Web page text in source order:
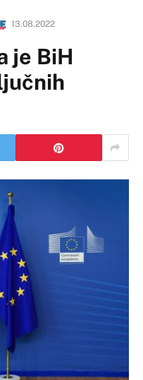
13.08.2022
je BiH